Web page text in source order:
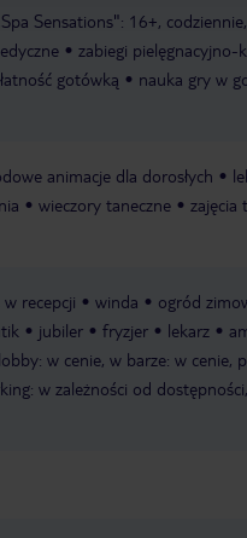
Sensations": 16+,
zabiegi pielęgnacyjno-
gotówką
nauka gry w
animacje dla dorosłych
wieczory taneczne zajęcia
recepcji winda ogród
jubiler fryzjer lekarz
w cenie, w barze: w cenie,
w zależności od